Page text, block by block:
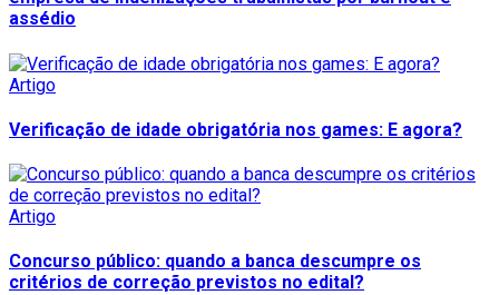
assédio
Artigo
Verificação de idade obrigatória nos games: E agora?
Artigo
Concurso público: quando a banca descumpre os
critérios de correção previstos no edital?